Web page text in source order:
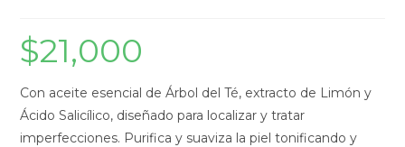
$21,000
Con aceite esencial de Árbol del Té, extracto de Limón y
Ácido Salicílico, diseñado para localizar y tratar
imperfecciones. Purifica y suaviza la piel tonificando y